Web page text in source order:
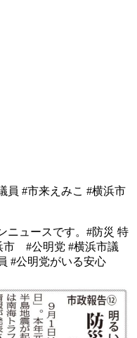
員 #市来えみこ #横浜市
ニュースです。 #防災 特
明党 #横浜市議
#公明党がいる安心